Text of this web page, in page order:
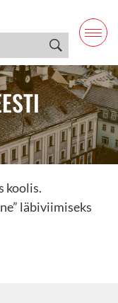
koolis.
läbiviimiseks